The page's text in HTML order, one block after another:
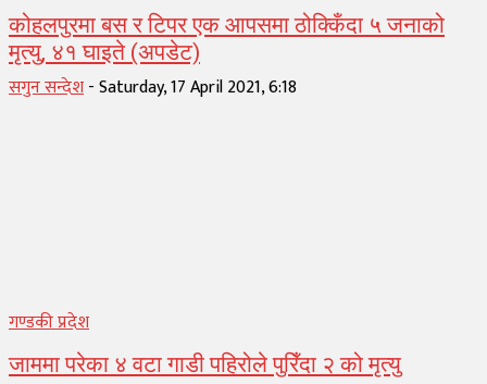
कोहलपुरमा बस र टिपर एक आपसमा ठोक्किँदा ५ जनाको
मृत्यु, ४१ घाइते (अपडेट)
सगुन सन्देश-Saturday, 17 April 2021, 6:18
गण्डकी प्रदेश
जाममा परेका ४ वटा गाडी पहिरोले पुरिँदा २ को मृत्यु